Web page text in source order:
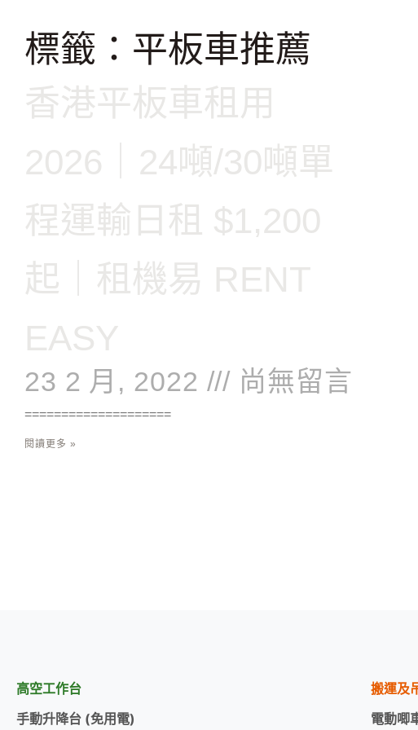
標籤：平板車推薦
香港平板車租用
2026｜24噸/30噸單
程運輸日租 $1,200
起｜租機易 RENT
EASY
23 2 月, 2022 尚無留言
====================
閱讀更多 »
高空工作台
手動升降台 (免用電)
搬運及
電動唧